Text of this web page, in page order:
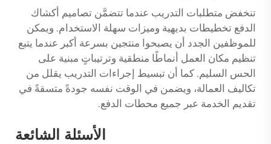
تنخفض متطلبات التدريب عندما تتضمَّن تصاميم أكشاك
الدفع تخطيطات بديهية وميزات سهلة الاستخدام. ويمكن
للموظفين الجدد أن يصبحوا منتجين بسرعة أكبر عندما يتبع
تنظيم مكان العمل أنماطًا منطقية وترتيباتٍ مبنية على
الحس السليم. كما أن تبسيط إجراءات التدريب يقلل من
تكاليف العمالة، ويضمن في الوقت نفسه جودةً متسقةً في
تقديم الخدمة عبر جميع محطات الدفع.
الأسئلة الشائعة